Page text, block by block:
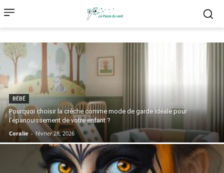
BÉBÉ
Pourquoi choisir la crèche comme mode de garde idéale pour
l’épanouissement de votre enfant ?
Coralie - février 28, 2026